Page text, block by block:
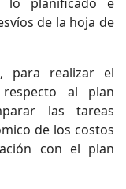
de la hoja de
para realizar el
al plan
las tareas
de los costos
con el plan